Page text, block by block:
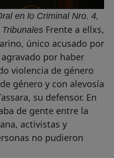
en lo Criminal Nro. 4,
Frente a ellxs,
único acusado por
por haber
violencia de género
género y con alevosía
su defensor. En
de gente entre la
activistas y
no pudieron